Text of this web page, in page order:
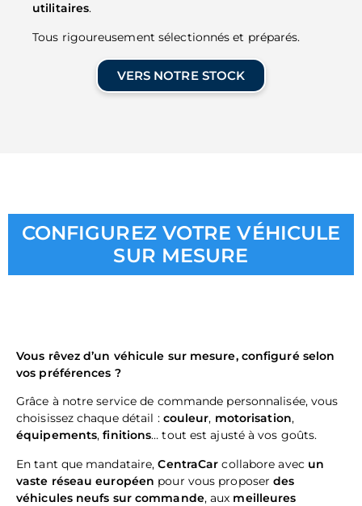
utilitaires.
Tous rigoureusement sélectionnés et préparés.
VERS NOTRE STOCK
CONFIGUREZ VOTRE VÉHICULE
SUR MESURE
Vous rêvez d’un véhicule sur mesure, configuré selon
vos préférences ?
Grâce à notre service de commande personnalisée, vous
choisissez chaque détail : couleur, motorisation,
équipements,finitions… tout est ajusté à vos goûts.
En tant que mandataire,CentraCar collabore avec un
vaste réseau européen pour vous proposerdes
véhicules neufs sur commande, aux meilleures